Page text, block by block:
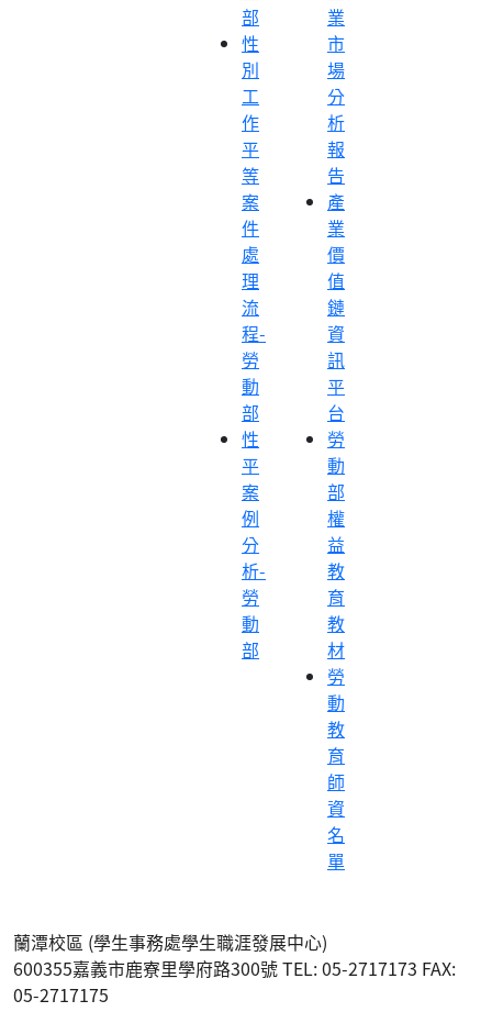
部
性
別
工
作
平
等
案
件
處
理
流
程-
勞
動
部
性
平
案
例
分
析-
勞
動
部
業
市
場
分
析
報
告
產
業
價
值
鏈
資
訊
平
台
勞
動
部
權
益
教
育
教
材
勞
動
教
育
師
資
名
單
蘭潭校區 (學生事務處學生職涯發展中心)
600355嘉義市鹿寮里學府路300號 TEL: 05-2717173 FAX:
05-2717175